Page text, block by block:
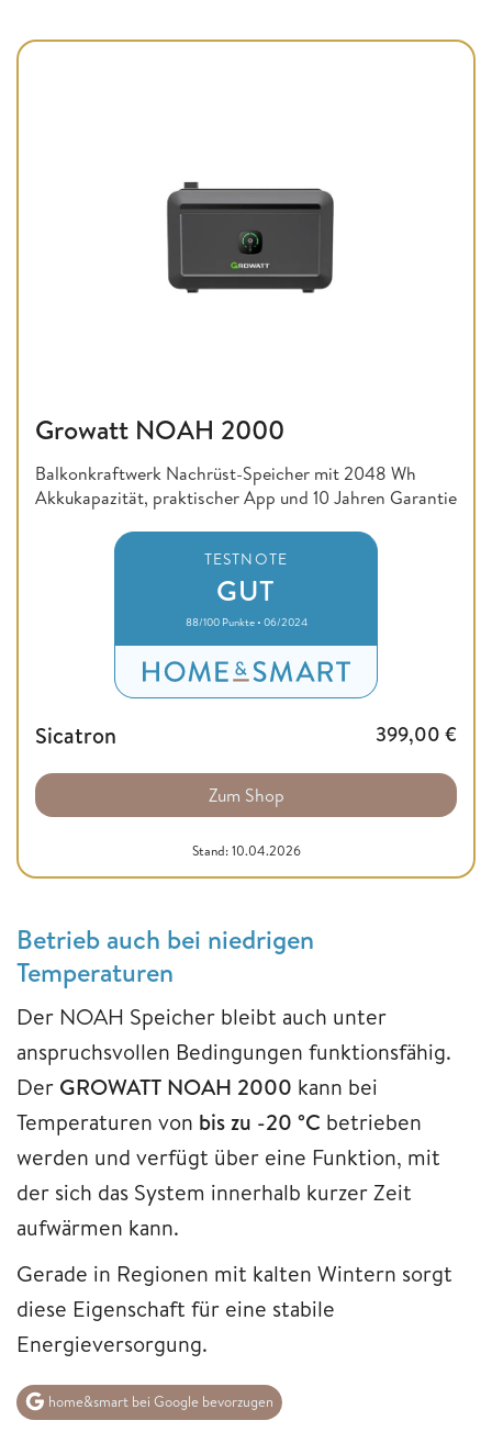
Growatt NOAH 2000
Balkonkraftwerk Nachrüst-Speicher mit 2048 Wh
Akkukapazität, praktischer App und 10 Jahren Garantie
TESTNOTE
GUT
88/100 Punkte • 06/2024
Sicatron 399,00 €
Zum Shop
Stand: 10.04.2026
Betrieb auch bei niedrigen
Temperaturen
Der NOAH Speicher bleibt auch unter
anspruchsvollen Bedingungen funktionsfähig.
Der GROWATT NOAH 2000 kann bei
Temperaturen von bis zu -20 °C betrieben
werden und verfügt über eine Funktion, mit
der sich das System innerhalb kurzer Zeit
aufwärmen kann.
Gerade in Regionen mit kalten Wintern sorgt
diese Eigenschaft für eine stabile
Energieversorgung.
home&smart bei Google bevorzugen